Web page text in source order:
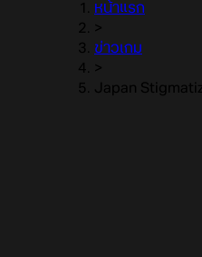
หน้าแรก
>
ข่าวเกม
>
Japan